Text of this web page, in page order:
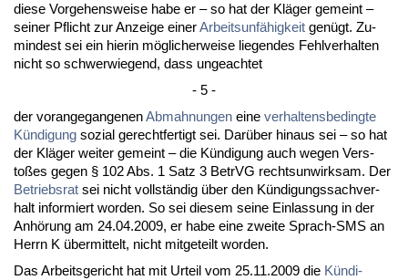
die­se Vor­ge­hens­wei­se ha­be er – so hat der Kläger ge­meint –
sei­ner Pflicht zur An­zei­ge ei­nerAr­beits­unfähig­keit genügt. Zu­
min­dest sei ein hier­in mögli­cher­wei­se lie­gen­des Fehl­ver­hal­ten
nicht so schwer­wie­gend, dass un­ge­ach­tet
- 5 -
der vor­an­ge­gan­ge­nenAb­mah­nun­gen ei­ne ver­hal­tens­be­ding­te
Kündi­gung so­zi­al ge­recht­fer­tigt sei. Darüber hin­aus sei – so hat
der Kläger wei­ter ge­meint – die Kündi­gung auch we­gen Ver­s­
toßes ge­gen § 102 Abs. 1 Satz 3 Be­trVG rechts­un­wirk­sam. Der
Be­triebs­rat sei nicht vollständig über den Kündi­gungs­sach­ver­
halt in­for­miert wor­den. So sei die­sem sei­ne Ein­las­sung in der
Anhörung am 24.04.2009, er ha­be ei­ne zwei­te Sprach-SMS an
Herrn K über­mit­telt, nicht mit­ge­teilt wor­den.
Das Ar­beits­ge­richt hat mit Ur­teil vom 25.11.2009 die Kündi­